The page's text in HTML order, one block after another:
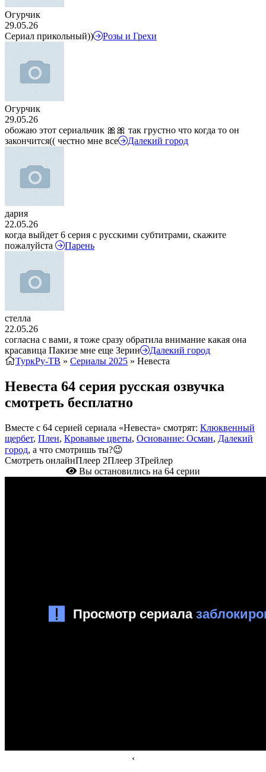
Огурчик
29.05.26
Сериал прикольный))
Розы и Грехи
Огурчик
29.05.26
обожаю этот сериальчик 🎀🎀 так грустно что когда то он
закончится(( честно мне все
Далекий город
дария
22.05.26
когда выйдет 6 серия с русскими субтитрами, скажите
пожалуйста
Парень
стелла
22.05.26
согласна с вами, я тоже сразу обратила внимание какая она
красавица Пакизе мне еще Зерин
Далекий город
ТуркРу-ТВ » Сериалы 2025 » Невеста
Невеста 64 серия русская озвучка
смотреть бесплатно
Вместе с 64 серией сериала «Невеста» смотрят: Клюквенный
щербет, Плен, Кровавые цветы, Основание: Осман, Далекий
город, а что смотришь ты?😉
Смотреть онлайнПлеер 2Плеер 3Трейлер
Вы остановились на 64 серии
‹